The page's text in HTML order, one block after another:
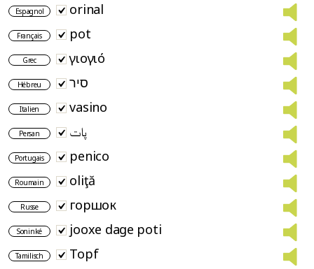
Espagnol orinal
Français pot
Grec γιογιό
Hébreu סיר
Italien vasino
Persan پات
Portugais penico
Roumain oliţă
Russe горшок
Soninké jooxe dage poti
Tamilisch Topf